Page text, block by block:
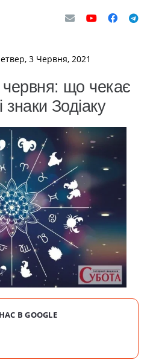
3 Червня, 2021
червня: що чекає
знаки Зодіаку
В GOOGLE